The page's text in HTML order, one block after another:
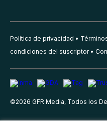
Política de privacidad
condiciones del suscriptor
©2026 GFR Media, Todos los